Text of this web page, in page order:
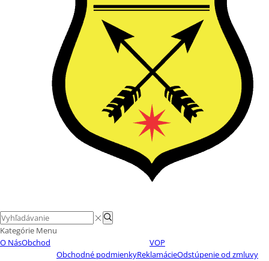
Search
input
Search
Kategórie Menu
O NásObchod
VOP
Obchodné podmienkyReklamácieOdstúpenie od zmluvy